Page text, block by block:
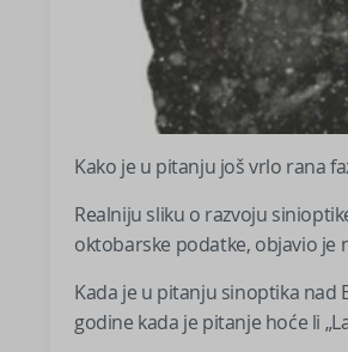
Kako je u pitanju još vrlo rana
Realniju sliku o razvoju
oktobarske podatke, objavio je
Kada je u pitanju sinoptika nad
godine kada je pitanje hoće li